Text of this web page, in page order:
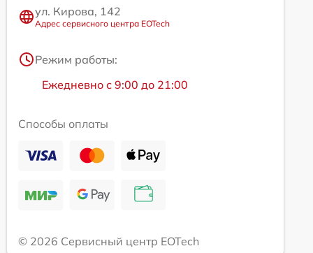
ул. Кирова, 142
Адрес сервисного центра EOTech
Режим работы:
Ежедневно с 9:00 до 21:00
Способы оплаты
© 2026 Сервисный центр EOTech